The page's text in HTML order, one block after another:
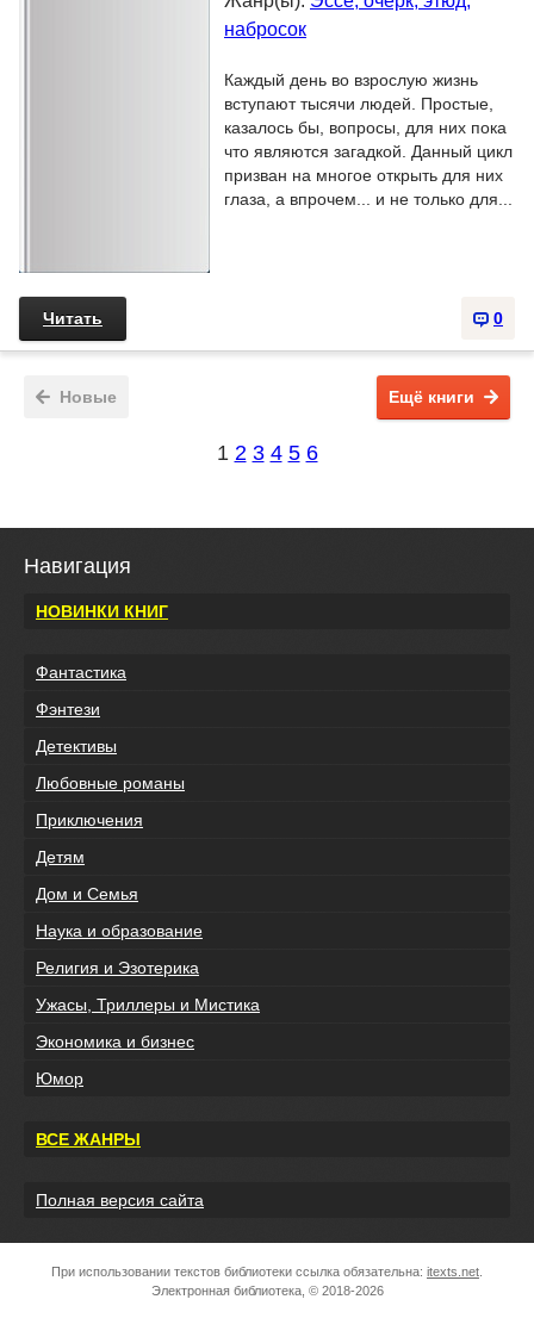
набросок
Каждый день во взрослую жизнь
вступают тысячи людей. Простые,
казалось бы, вопросы, для них пока
что являются загадкой. Данный цикл
призван на многое открыть для них
глаза, а впрочем... и не только для...
0
Читать
Новые Ещё книги
1 2 3 4 5 6
Навигация
НОВИНКИ КНИГ
Фантастика
Фэнтези
Детективы
Любовные романы
Приключения
Детям
Дом и Семья
Наука и образование
Религия и Эзотерика
Ужасы, Триллеры и Мистика
Экономика и бизнес
Юмор
ВСЕ ЖАНРЫ
Полная версия сайта
При использовании текстов библиотеки ссылка обязательна: itexts.net
Электронная библиотека, © 2018-2026